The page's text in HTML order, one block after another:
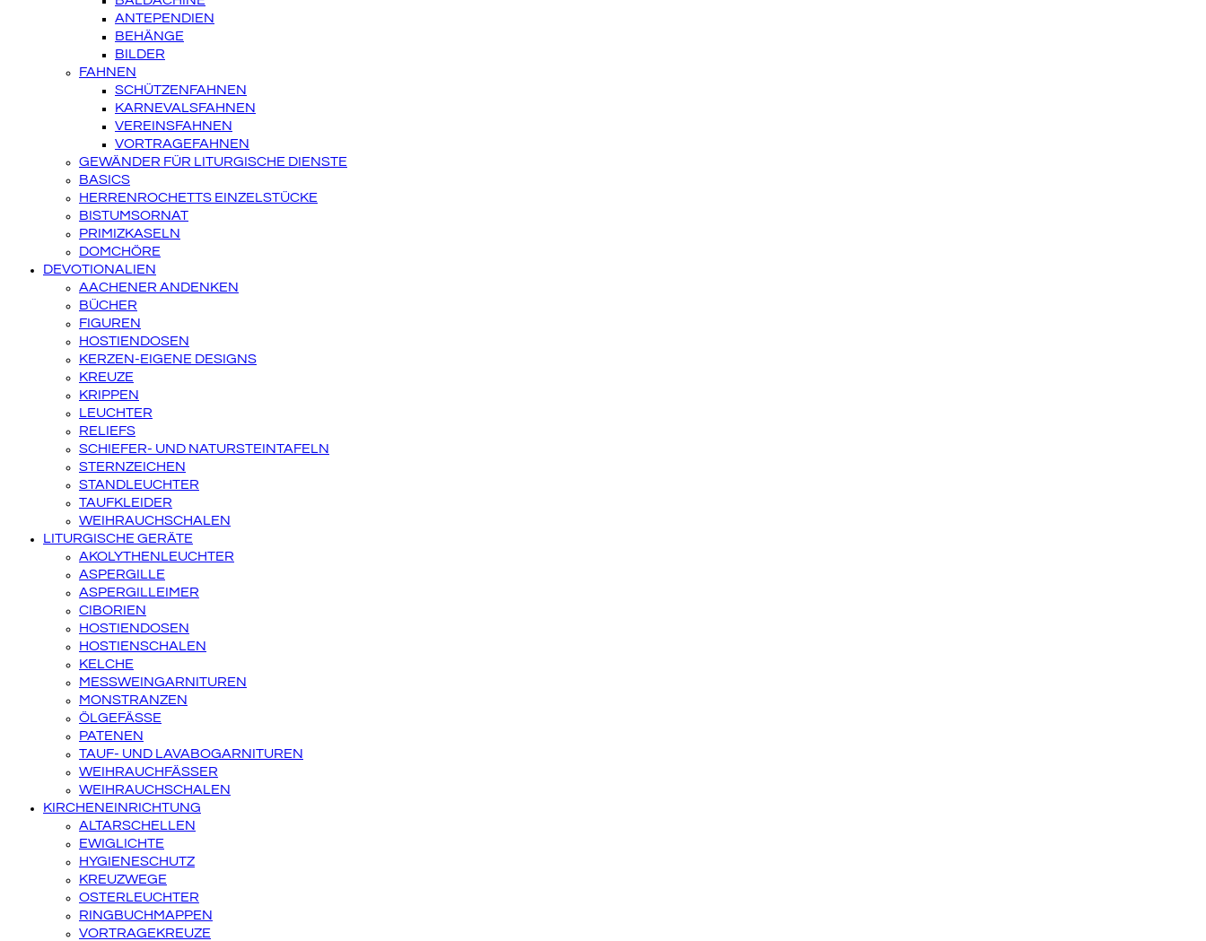
ANTEPENDIEN
BEHÄNGE
BILDER
FAHNEN
SCHÜTZENFAHNEN
KARNEVALSFAHNEN
VEREINSFAHNEN
VORTRAGEFAHNEN
GEWÄNDER FÜR LITURGISCHE DIENSTE
BASICS
HERRENROCHETTS EINZELSTÜCKE
BISTUMSORNAT
PRIMIZKASELN
DOMCHÖRE
DEVOTIONALIEN
AACHENER ANDENKEN
BÜCHER
FIGUREN
HOSTIENDOSEN
KERZEN-EIGENE DESIGNS
KREUZE
KRIPPEN
LEUCHTER
RELIEFS
SCHIEFER- UND NATURSTEINTAFELN
STERNZEICHEN
STANDLEUCHTER
TAUFKLEIDER
WEIHRAUCHSCHALEN
LITURGISCHE GERÄTE
AKOLYTHENLEUCHTER
ASPERGILLE
ASPERGILLEIMER
CIBORIEN
HOSTIENDOSEN
HOSTIENSCHALEN
KELCHE
MESSWEINGARNITUREN
MONSTRANZEN
ÖLGEFÄSSE
PATENEN
TAUF- UND LAVABOGARNITUREN
WEIHRAUCHFÄSSER
WEIHRAUCHSCHALEN
KIRCHENEINRICHTUNG
ALTARSCHELLEN
EWIGLICHTE
HYGIENESCHUTZ
KREUZWEGE
OSTERLEUCHTER
RINGBUCHMAPPEN
VORTRAGEKREUZE